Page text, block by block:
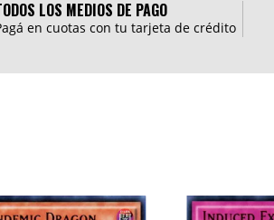
LOS MEDIOS DE PAGO
en cuotas con tu tarjeta de crédito